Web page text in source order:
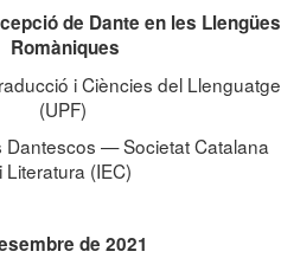
de Dante en les Llengües
Romàniques
i Ciències del Llenguatge
(UPF)
Dantescos — Societat Catalana
(IEC)
de 2021